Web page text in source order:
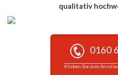
qualitativ
0160
Klicken Sie zum Anruf